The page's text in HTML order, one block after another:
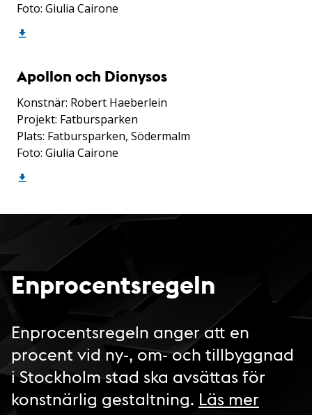
Foto: Giulia Cairone
Apollon och Dionysos
Konstnär: Robert Haeberlein
Projekt: Fatbursparken
Plats: Fatbursparken, Södermalm
Foto: Giulia Cairone
Enprocentsregeln
Enprocentsregeln anger att en
procent vid ny-, om- och tillbyggnad
i Stockholm stad ska avsättas för
konstnärlig gestaltning. Läs mer